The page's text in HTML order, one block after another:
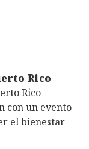
Rico
Rico
con un evento
el bienestar